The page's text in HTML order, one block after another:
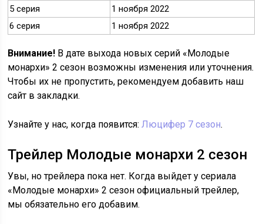
5 серия
1 ноября 2022
6 серия
1 ноября 2022
Внимание! В дате выхода новых серий «Молодые
монархи» 2 сезон возможны изменения или уточнения.
Чтобы их не пропустить, рекомендуем добавить наш
сайт в закладки.
Узнайте у нас, когда появится:Люцифер 7 сезон.
Трейлер Молодые монархи 2 сезон
Увы, но трейлера пока нет. Когда выйдет у сериала
«Молодые монархи» 2 сезон официальный трейлер,
мы обязательно его добавим.